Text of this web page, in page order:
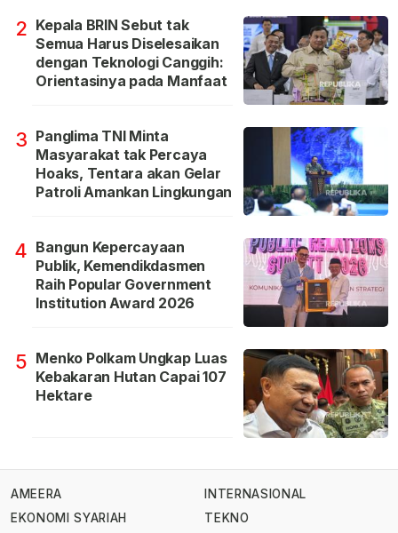
2 Kepala BRIN Sebut tak
Semua Harus Diselesaikan
dengan Teknologi Canggih:
Orientasinya pada Manfaat
3 Panglima TNI Minta
Masyarakat tak Percaya
Hoaks, Tentara akan Gelar
Patroli Amankan Lingkungan
4 Bangun Kepercayaan
Publik, Kemendikdasmen
Raih Popular Government
Institution Award 2026
5 Menko Polkam Ungkap Luas
Kebakaran Hutan Capai 107
Hektare
AMEERA
EKONOMI SYARIAH
INTERNASIONAL
TEKNO